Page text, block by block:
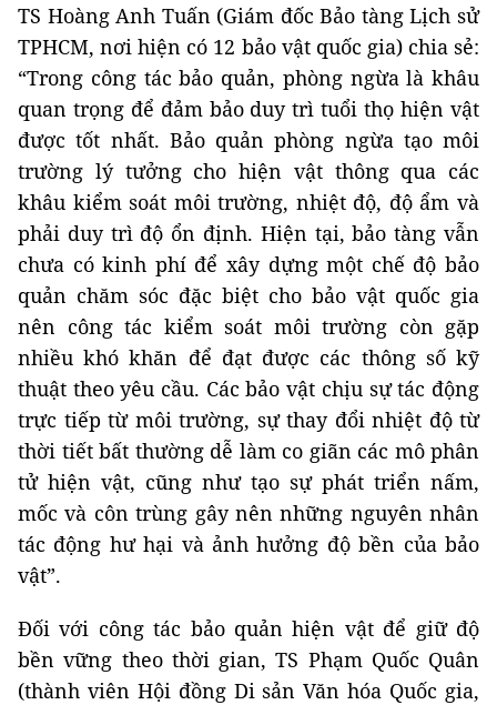
TS Hoàng Anh Tuấn (Giám đốc Bảo tàng Lịch sử
TPHCM, nơi hiện có 12 bảo vật quốc gia) chia sẻ:
“Trong công tác bảo quản, phòng ngừa là khâu
quan trọng để đảm bảo duy trì tuổi thọ hiện vật
được tốt nhất. Bảo quản phòng ngừa tạo môi
trường lý tưởng cho hiện vật thông qua các
khâu kiểm soát môi trường, nhiệt độ, độ ẩm và
phải duy trì độ ổn định. Hiện tại, bảo tàng vẫn
chưa có kinh phí để xây dựng một chế độ bảo
quản chăm sóc đặc biệt cho bảo vật quốc gia
nên công tác kiểm soát môi trường còn gặp
nhiều khó khăn để đạt được các thông số kỹ
thuật theo yêu cầu. Các bảo vật chịu sự tác động
trực tiếp từ môi trường, sự thay đổi nhiệt độ từ
thời tiết bất thường dễ làm co giãn các mô phân
tử hiện vật, cũng như tạo sự phát triển nấm,
mốc và côn trùng gây nên những nguyên nhân
tác động hư hại và ảnh hưởng độ bền của bảo
vật”.
Đối với công tác bảo quản hiện vật để giữ độ
bền vững theo thời gian, TS Phạm Quốc Quân
(thành viên Hội đồng Di sản Văn hóa Quốc gia,